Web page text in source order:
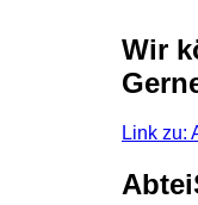
Wir
Link zu:
Abtei